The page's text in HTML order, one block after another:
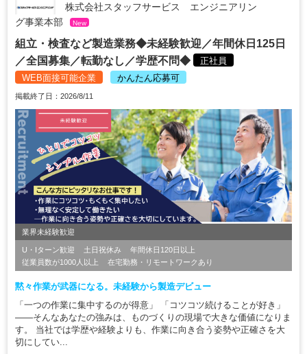
株式会社スタッフサービス エンジニアリン
グ事業本部
New
組立・検査など製造業務◆未経験歓迎／年間休日125日
／全国募集／転勤なし／学歴不問◆
正社員
WEB面接可能企業
かんたん応募可
掲載終了日：2026/8/11
業界未経験歓迎
U・Iターン歓迎 土日祝休み
年間休日120日以上
従業員数が1000人以上
在宅勤務・リモートワークあり
黙々作業が武器になる。未経験から製造デビュー
「一つの作業に集中するのが得意」 「コツコツ続けることが好き」
――そんなあなたの強みは、ものづくりの現場で大きな価値になりま
す。 当社では学歴や経験よりも、作業に向き合う姿勢や正確さを大
切にしてい...